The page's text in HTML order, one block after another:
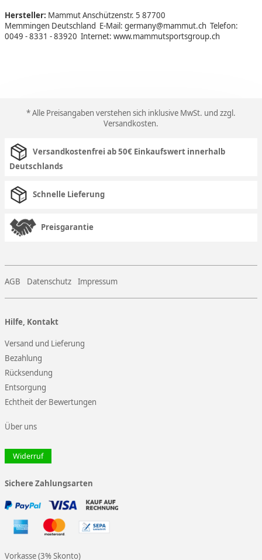
Hersteller: Mammut Anschützenstr. 5 87700
Memmingen Deutschland E-Mail: germany@mammut.ch Telefon:
0049 - 8331 - 83920 Internet: www.mammutsportsgroup.ch
* Alle Preisangaben verstehen sich inklusive MwSt. und zzgl.
Versandkosten.
Versandkostenfrei ab 50€ Einkaufswert innerhalb
Deutschlands
Schnelle Lieferung
Preisgarantie
AGB Datenschutz Impressum
Hilfe, Kontakt
Versand und Lieferung
Bezahlung
Rücksendung
Entsorgung
Echtheit der Bewertungen
Über uns
Widerruf
Sichere Zahlungsarten
Vorkasse (3% Skonto)